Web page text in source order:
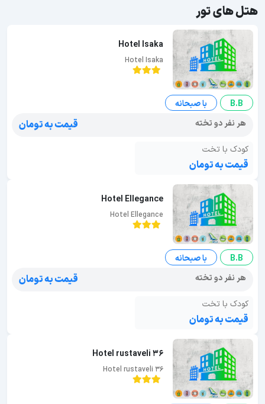
هتل های تور
Hotel Isaka
Hotel Isaka
B.B
با صبحانه
هر نفر دو تخته
قیمت به تومان
کودک با تخت
قیمت به تومان
Hotel Ellegance
Hotel Ellegance
B.B
با صبحانه
هر نفر دو تخته
قیمت به تومان
کودک با تخت
قیمت به تومان
Hotel rustaveli 36
Hotel rustaveli 36